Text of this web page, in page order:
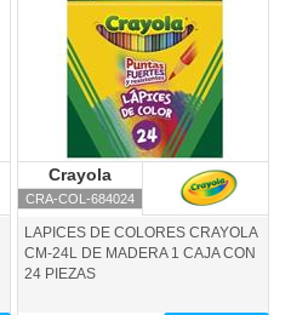
Crayola
CRA-COL-684024
LAPICES DE COLORES CRAYOLA
CM-24L DE MADERA 1 CAJA CON
24 PIEZAS